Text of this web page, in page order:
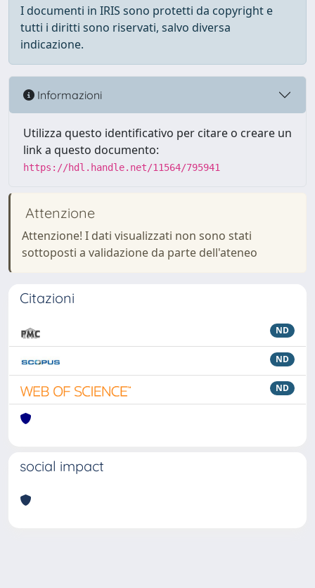
I documenti in IRIS sono protetti da copyright e
tutti i diritti sono riservati, salvo diversa
indicazione.
Informazioni
Utilizza questo identificativo per citare o creare un
link a questo documento:
https://hdl.handle.net/11564/795941
Attenzione
Attenzione! I dati visualizzati non sono stati
sottoposti a validazione da parte dell'ateneo
Citazioni
ND
ND
ND
social impact